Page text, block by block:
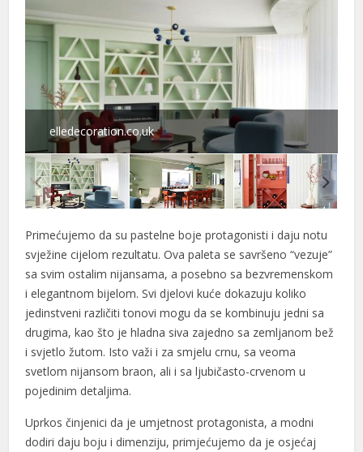
elledecoration.co.uk
Primećujemo da su pastelne boje protagonisti i daju notu
svježine cijelom rezultatu. Ova paleta se savršeno “vezuje”
sa svim ostalim nijansama, a posebno sa bezvremenskom
i elegantnom bijelom. Svi djelovi kuće dokazuju koliko
jedinstveni različiti tonovi mogu da se kombinuju jedni sa
drugima, kao što je hladna siva zajedno sa zemljanom bež
i svjetlo žutom. Isto važi i za smjelu crnu, sa veoma
svetlom nijansom braon, ali i sa ljubičasto-crvenom u
pojedinim detaljima.
Uprkos činjenici da je umjetnost protagonista, a modni
dodiri daju boju i dimenziju, primjećujemo da je osjećaj